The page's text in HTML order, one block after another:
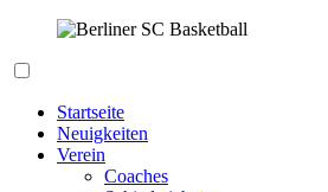
springen
Startseite
Neuigkeiten
Verein
Coaches